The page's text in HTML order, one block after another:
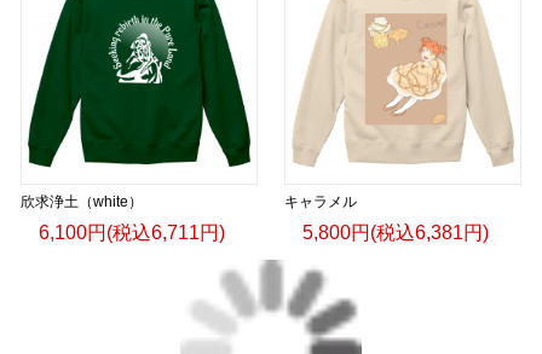
欣求浄土（white）
6,100円(税込6,711円)
キャラメル
5,800円(税込6,381円)